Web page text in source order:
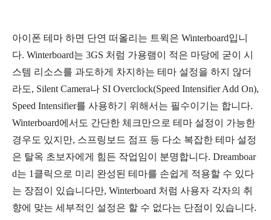
아이폰 테마 하면 단연 떠올리는 트윅은 Winterboard입니
다. Winterboard는 3GS 처럼 가용램이 적은 마당에 굳이 시
스템 리소스를 과도하게 차지하는 테마 설정을 하지 않더
라도, Silent Camera나 SI Overclock(Speed Intensifier Add On),
Speed Intensifier를 사용하기 위해서는 필수이기는 합니다.
Winterboard에서도 간단한 체크만으로 테마 설정이 가능한
경우도 있지만, 스프링보드 점프 등 다소 복잡한 테마 설정
은 탈옥 초보자에게 힘든 작업임이 분명합니다. Dreamboar
d는 1클릭으로 미리 완성된 테마를 손쉽게 적용할 수 있다
는 장점이 있습니다만, Winterboard 처럼 사용자 각자의 취
향에 맞는 세부적인 설정은 할 수 없다는 단점이 있습니다.